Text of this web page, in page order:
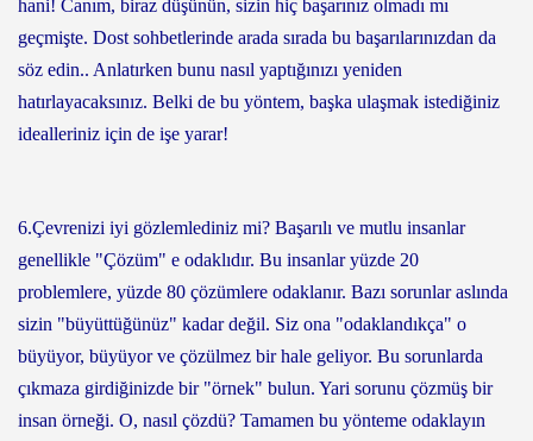
hani! Canım, biraz düşünün, sizin hiç başarınız olmadı mı
geçmişte. Dost sohbetlerinde arada sırada bu başarılarınızdan da
söz edin.. Anlatırken bunu nasıl yaptığınızı yeniden
hatırlayacaksınız. Belki de bu yöntem, başka ulaşmak istediğiniz
idealleriniz için de işe yarar!
6.Çevrenizi iyi gözlemlediniz mi? Başarılı ve mutlu insanlar
genellikle "Çözüm" e odaklıdır. Bu insanlar yüzde 20
problemlere, yüzde 80 çözümlere odaklanır. Bazı sorunlar aslında
sizin "büyüttüğünüz" kadar değil. Siz ona "odaklandıkça" o
büyüyor, büyüyor ve çözülmez bir hale geliyor. Bu sorunlarda
çıkmaza girdiğinizde bir "örnek" bulun. Yari sorunu çözmüş bir
insan örneği. O, nasıl çözdü? Tamamen bu yönteme odaklayın